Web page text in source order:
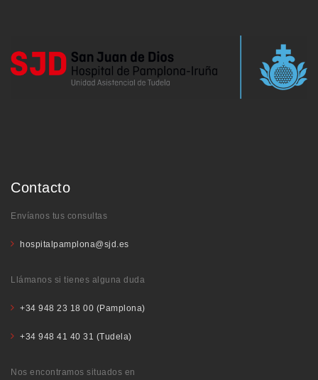
Contacto
Envíanos tus consultas
hospitalpamplona@sjd.es
Llámanos si tienes alguna duda
+34 948 23 18 00 (Pamplona)
+34 948 41 40 31 (Tudela)
Nos encontramos situados en